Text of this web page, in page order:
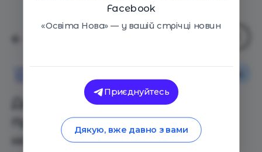
Де у студента є шанс
працевлаштуватися
найкраще?
Facebook
«Освіта Нова» — у вашій стрічці новин
Приєднуйтесь
Дякую, вже давно з вами